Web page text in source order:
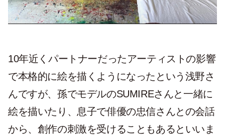
10年近くパートナーだったアーティストの影響
で本格的に絵を描くようになったという浅野さ
んですが、孫でモデルのSUMIREさんと一緒に
絵を描いたり、息子で俳優の忠信さんとの会話
から、創作の刺激を受けることもあるといいま